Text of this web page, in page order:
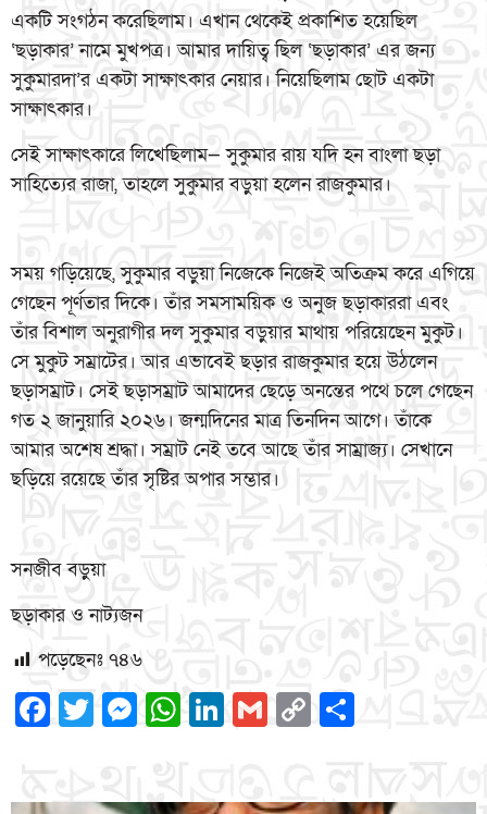
একটি সংগঠন করেছিলাম। এখান থেকেই প্রকাশিত হয়েছিল
‘ছড়াকার’ নামে মুখপত্র। আমার দায়িত্ব ছিল ‘ছড়াকার’ এর জন্য
সুকুমারদা’র একটা সাক্ষাৎকার নেয়ার। নিয়েছিলাম ছোট একটা
সাক্ষাৎকার।
সেই সাক্ষাৎকারে লিখেছিলাম— সুকুমার রায় যদি হন বাংলা ছড়া
সাহিত্যের রাজা, তাহলে সুকুমার বড়ুয়া হলেন রাজকুমার।
সময় গড়িয়েছে, সুকুমার বড়ুয়া নিজেকে নিজেই অতিক্রম করে এগিয়ে
গেছেন পূর্ণতার দিকে। তাঁর সমসাময়িক ও অনুজ ছড়াকাররা এবং
তাঁর বিশাল অনুরাগীর দল সুকুমার বড়ুয়ার মাথায় পরিয়েছেন মুকুট।
সে মুকুট সম্রাটের। আর এভাবেই ছড়ার রাজকুমার হয়ে উঠলেন
ছড়াসম্রাট। সেই ছড়াসম্রাট আমাদের ছেড়ে অনন্তের পথে চলে গেছেন
গত ২ জানুয়ারি ২০২৬। জন্মদিনের মাত্র তিনদিন আগে। তাঁকে
আমার অশেষ শ্রদ্ধা। সম্রাট নেই তবে আছে তাঁর সাম্রাজ্য। সেখানে
ছড়িয়ে রয়েছে তাঁর সৃষ্টির অপার সম্ভার।
সনজীব বড়ুয়া
ছড়াকার ও নাট্যজন
পড়েছেনঃ ৭৪৬
Facebook
Twitter
Messenger
WhatsApp
LinkedIn
Gmail
CopyShare